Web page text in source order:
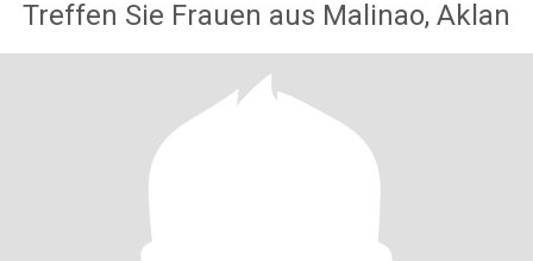
Treffen Sie Frauen aus Malinao, Aklan